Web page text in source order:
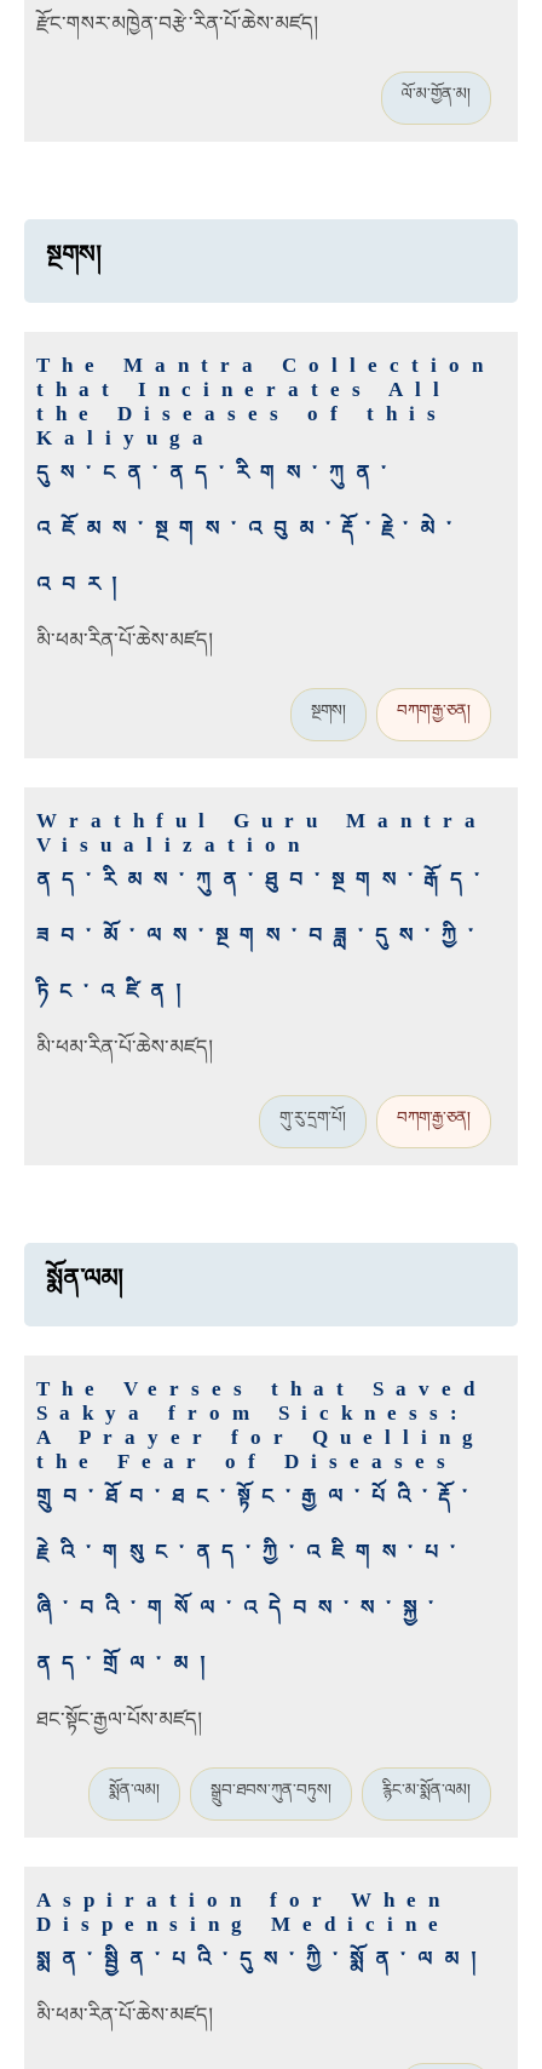
རྫོང་གསར་མཁྱེན་བརྩེ་རིན་པོ་ཆེས་མཛད།
ལོ་མ་གྱོན་མ།
སྔགས།
The Mantra Collection
that Incinerates All
the Diseases of this
Kaliyuga
དུས་ངན་ནད་རིགས་ཀུན་
འཇོམས་སྔགས་འབུམ་རྡོ་རྗེ་མེ་
འབར།
མི་ཕམ་རིན་པོ་ཆེས་མཛད།
སྔགས། བཀག་རྒྱ་ཅན།
Wrathful Guru Mantra
Visualization
ནད་རིམས་ཀུན་ཐུབ་སྔགས་རྒོད་
ཟབ་མོ་ལས་སྔགས་བཟླ་དུས་ཀྱི་
ཏིང་འཛིན།
མི་ཕམ་རིན་པོ་ཆེས་མཛད།
གུ་རུ་དྲག་པོ། བཀག་རྒྱ་ཅན།
སྨོན་ལམ།
The Verses that Saved
Sakya from Sickness:
A Prayer for Quelling
the Fear of Diseases
གྲུབ་ཐོབ་ཐང་སྟོང་རྒྱལ་པོའི་རྡོ་
རྗེའི་གསུང་ནད་ཀྱི་འཇིགས་པ་
ཞི་བའི་གསོལ་འདེབས་ས་སྐྱ་
ནད་གྲོལ་མ།
ཐང་སྟོང་རྒྱལ་པོས་མཛད།
སྨོན་ལམ། སྒྲུབ་ཐབས་ཀུན་བཏུས། རྙིང་མ་སྨོན་ལམ།
Aspiration for When
Dispensing Medicine
སྨན་སྦྱིན་པའི་དུས་ཀྱི་སྨོན་ལམ།
མི་ཕམ་རིན་པོ་ཆེས་མཛད།